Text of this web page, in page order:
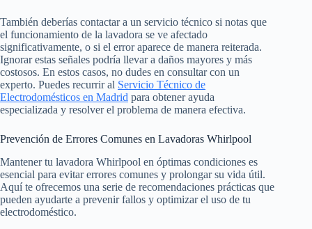
También deberías contactar a un servicio técnico si notas que
el funcionamiento de la lavadora se ve afectado
significativamente, o si el error aparece de manera reiterada.
Ignorar estas señales podría llevar a daños mayores y más
costosos. En estos casos, no dudes en consultar con un
experto. Puedes recurrir al Servicio Técnico de
Electrodomésticos en Madrid para obtener ayuda
especializada y resolver el problema de manera efectiva.
Prevención de Errores Comunes en Lavadoras Whirlpool
Mantener tu lavadora Whirlpool en óptimas condiciones es
esencial para evitar errores comunes y prolongar su vida útil.
Aquí te ofrecemos una serie de recomendaciones prácticas que
pueden ayudarte a prevenir fallos y optimizar el uso de tu
electrodoméstico.